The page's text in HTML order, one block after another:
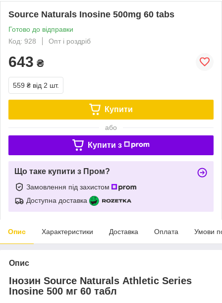
Source Naturals Inosine 500mg 60 tabs
Готово до відправки
Код: 928
Опт і роздріб
643 ₴
559 ₴ від 2 шт.
Купити
або
Купити з
Що таке купити з Пром?
Замовлення під захистом
Доступна доставка
Опис Характеристики Доставка Оплата Умови
Опис
Інозин Source Naturals Athletic Series
Inosine 500 мг 60 табл